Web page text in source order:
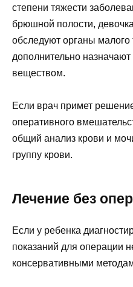
степени тяжести
брюшной полости,
обследуют органы малого
дополнительно
веществом.
Если врач примет
оперативного
общий анализ крови и
группу крови.
Лечение без
Если у ребенка
показаний для операции
консервативными